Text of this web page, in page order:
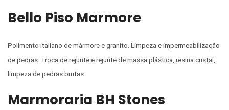
Bello Piso Marmore
Polimento italiano de mármore e granito. Limpeza e impermeabilização
de pedras. Troca de rejunte e rejunte de massa plástica, resina cristal,
limpeza de pedras brutas
Marmoraria BH Stones